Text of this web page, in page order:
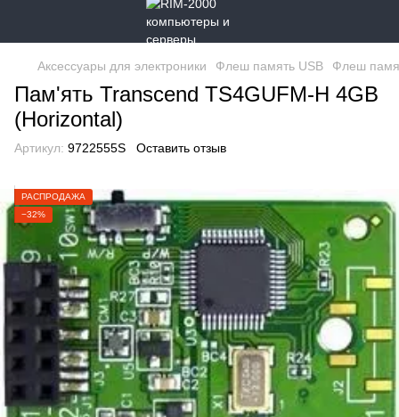
Аксессуары для электроники Флеш память USB Флеш
Пам'ять Transcend TS4GUFM-H 4GB
(Horizontal)
Артикул: 9722555S Оставить отзыв
РАСПРОДАЖА
−32%